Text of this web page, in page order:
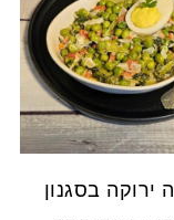
ירוקה בסגנון